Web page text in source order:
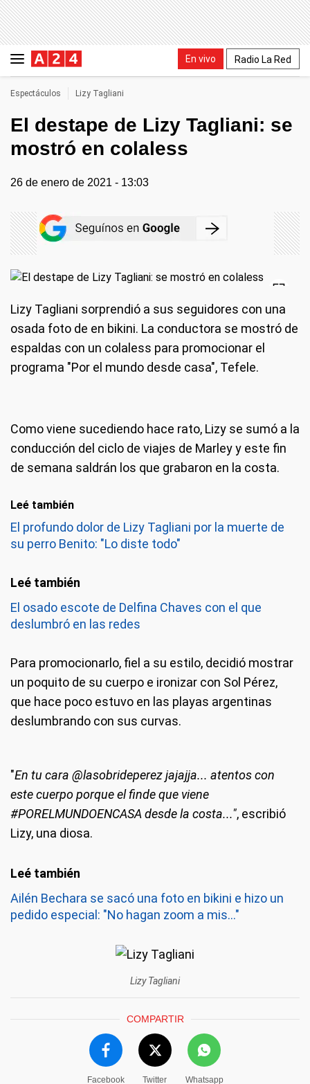
En vivo Radio La Red
Espectáculos Lizy Tagliani
El destape de Lizy Tagliani: se
mostró en colaless
26 de enero de 2021 - 13:03
Lizy Tagliani sorprendió a sus seguidores con una
osada foto de en bikini. La conductora se mostró de
espaldas con un colaless para promocionar el
programa "Por el mundo desde casa", Tefele.
Como viene sucediendo hace rato, Lizy se sumó a la
conducción del ciclo de viajes de Marley y este fin
de semana saldrán los que grabaron en la costa.
Leé también
El profundo dolor de Lizy Tagliani por la muerte de
su perro Benito: "Lo diste todo"
El osado escote de Delfina Chaves con el que
deslumbró en las redes
Para promocionarlo, fiel a su estilo, decidió mostrar
un poquito de su cuerpo e ironizar con Sol Pérez,
que hace poco estuvo en las playas argentinas
deslumbrando con sus curvas.
"En tu cara @lasobrideperez jajajja... atentos con
este cuerpo porque el finde que viene
#PORELMUNDOENCASA desde la costa...", escribió
Lizy, una diosa.
Ailén Bechara se sacó una foto en bikini e hizo un
pedido especial: "No hagan zoom a mis..."
Lizy Tagliani
COMPARTIR
Facebook Twitter Whatsapp